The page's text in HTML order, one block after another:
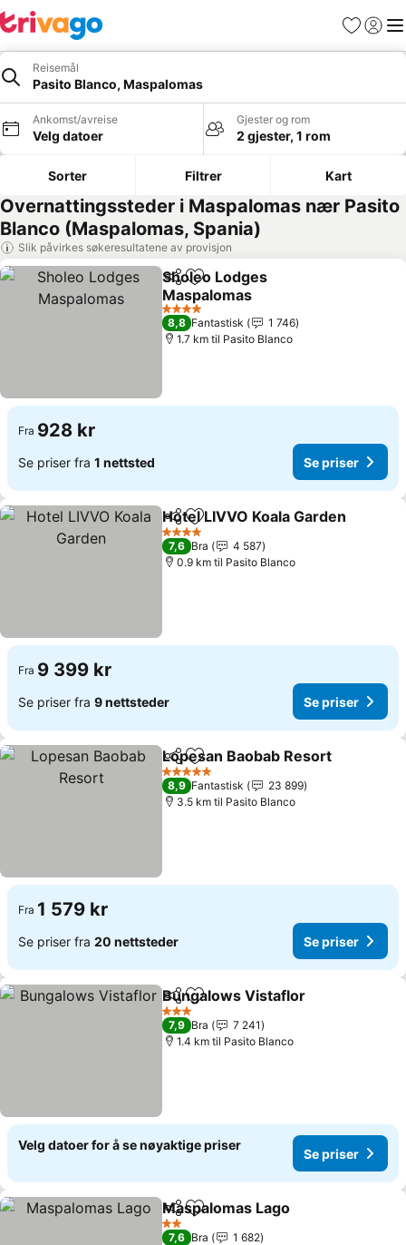
Favoritter
Logg
Reisemål
Pasito Blanco, Maspalomas
Ankomst/avreise
Velg datoer
Gjester og rom
2 gjester, 1 rom
Sorter Filtrer Kart
Overnattingssteder i Maspalomas nær Pasito
Blanco (Maspalomas, Spania)
Slik påvirkes søkeresultatene av provisjon
Del Legg til i favoritter
Sholeo Lodges
Maspalomas
Se priser
4 Stjerner
8,8 Fantastisk
1 746
1.7 km til Pasito Blanco
Fra 928 kr
Se priser fra 1 nettsted Se priser
Del Legg til i favoritter
Hotel LIVVO Koala Garden
4 Stjerner
7,6 Bra
4 587
0.9 km til Pasito Blanco
Fra 9 399 kr
Se priser fra 9 nettsteder Se priser
Del Legg til i favoritter
Lopesan Baobab Resort
5 Stjerner
8,9 Fantastisk
23 899
3.5 km til Pasito Blanco
Fra 1 579 kr
Se priser fra 20 nettsteder Se priser
Del Legg til i favoritter
Bungalows Vistaflor
3 Stjerner
7,9 Bra
7 241
1.4 km til Pasito Blanco
Velg datoer for å se nøyaktige priser
Se priser
Del Legg til i favoritter
Maspalomas Lago
2 Stjerner
7,6 Bra
1 682